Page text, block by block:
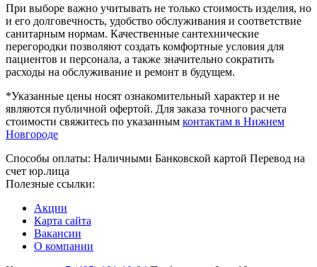
При выборе важно учитывать не только стоимость изделия, но
и его долговечность, удобство обслуживания и соответствие
санитарным нормам. Качественные сантехнические
перегородки позволяют создать комфортные условия для
пациентов и персонала, а также значительно сократить
расходы на обслуживание и ремонт в будущем.
*Указанные цены носят ознакомительный характер и не
являются публичной офертой. Для заказа точного расчета
стоимости свяжитесь по указанным контактам в Нижнем
Новгороде
Способы оплаты: Наличными Банковской картой Перевод на
счет юр.лица
Полезные ссылки:
Акции
Карта сайта
Вакансии
О компании